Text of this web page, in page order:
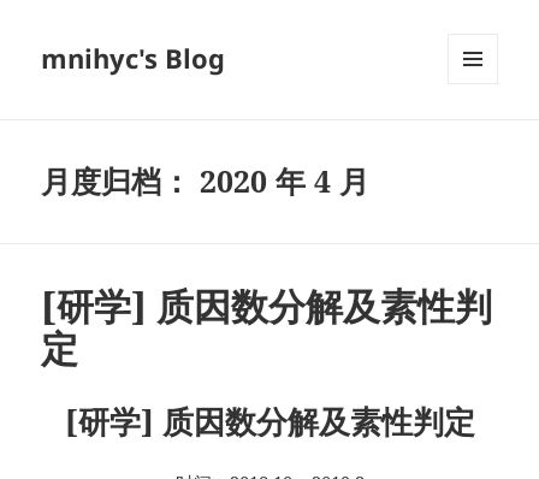
mnihyc's Blog
月度归档：2020 年 4 月
[研学] 质因数分解及素性判
定
[研学] 质因数分解及素性判定